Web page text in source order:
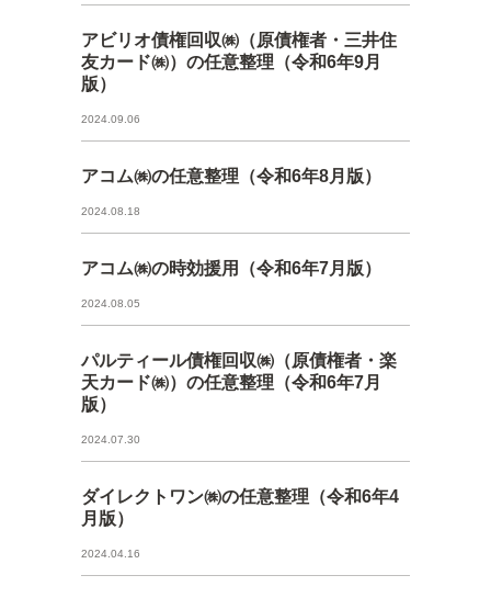
アビリオ債権回収㈱（原債権者・三井住
友カード㈱）の任意整理（令和6年9月
版）
2024.09.06
アコム㈱の任意整理（令和6年8月版）
2024.08.18
アコム㈱の時効援用（令和6年7月版）
2024.08.05
パルティール債権回収㈱（原債権者・楽
天カード㈱）の任意整理（令和6年7月
版）
2024.07.30
ダイレクトワン㈱の任意整理（令和6年4
月版）
2024.04.16